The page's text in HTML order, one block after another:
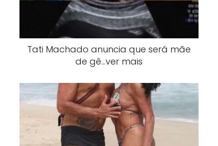
Tati Machado anuncia que será mãe
de gê…ver mais